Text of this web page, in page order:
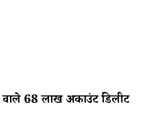
68 लाख अकाउंट डिलीट